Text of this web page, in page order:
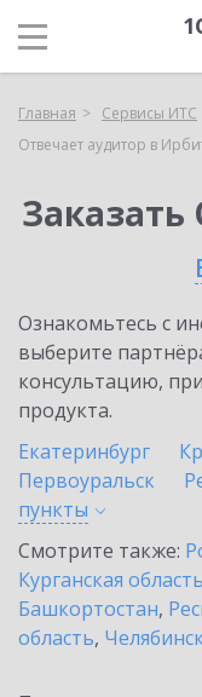
Главная Сервисы ИТС
Отвечает аудитор в
Заказать
Ознакомьтесь с
выберите
консультацию,
продукта.
Екатеринбург
Первоуральск
пункты
Смотрите также:
Курганская область
Башкортостан,
область,